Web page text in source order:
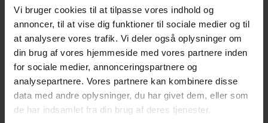
Vi bruger cookies til at tilpasse vores indhold og
annoncer, til at vise dig funktioner til sociale medier og til
at analysere vores trafik. Vi deler også oplysninger om
din brug af vores hjemmeside med vores partnere inden
for sociale medier, annonceringspartnere og
analysepartnere. Vores partnere kan kombinere disse
data med andre oplysninger, du har givet dem, eller som
de har indsamlet fra din brug af deres tjenester.
varerne kommer igennem - fra de bestilles
og modtages, sættes på hylden og til de
bliver solgt i varehuset. Her er der fokus på
godt købmandskab, mersalg, gode
indkøbsoplevelser og personligt salg,
ligesom du kommer til at arbejde med
vareoplæg i forhold til tilbudsavisen.
Du skal have én af følgende